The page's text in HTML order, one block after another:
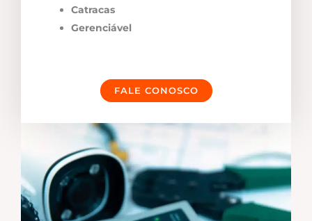
Catracas
Gerenciável
FALE CONOSCO